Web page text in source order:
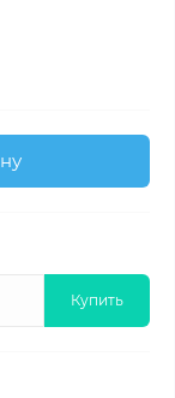
Купить